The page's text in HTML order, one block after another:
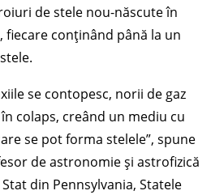
de stele nou-născute în
fiecare conținând până la un
se contopesc, norii de gaz
colaps, creând un mediu cu
se pot forma stelele”, spune
de astronomie și astrofizică
din Pennsylvania, Statele